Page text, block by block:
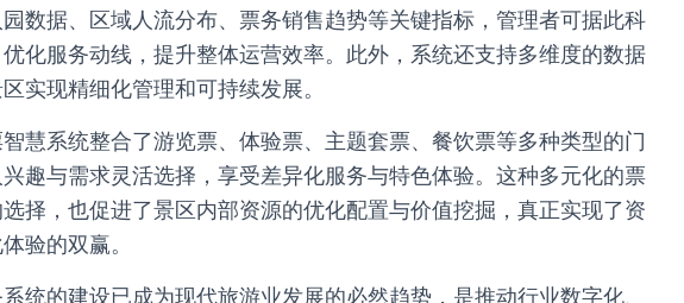
数据、区域人流分布、票务销售趋势等关键指标，管理者可据此科
化服务动线，提升整体运营效率。此外，系统还支持多维度的数据
实现精细化管理和可持续发展。
慧系统整合了游览票、体验票、主题套票、餐饮票等多种类型的门
趣与需求灵活选择，享受差异化服务与特色体验。这种多元化的票
择，也促进了景区内部资源的优化配置与价值挖掘，真正实现了资
验的双赢。
统的建设已成为现代旅游业发展的必然趋势，是推动行业数字化、